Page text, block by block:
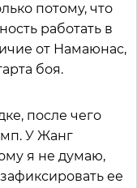
потому, что
работать в
от Намаюнас,
боя.
после чего
У Жанг
я не думаю,
ее